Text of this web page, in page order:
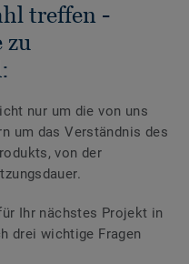
treffen -
zu
nur um die von uns
um das Verständnis des
von der
Ihr nächstes Projekt in
drei wichtige Fragen